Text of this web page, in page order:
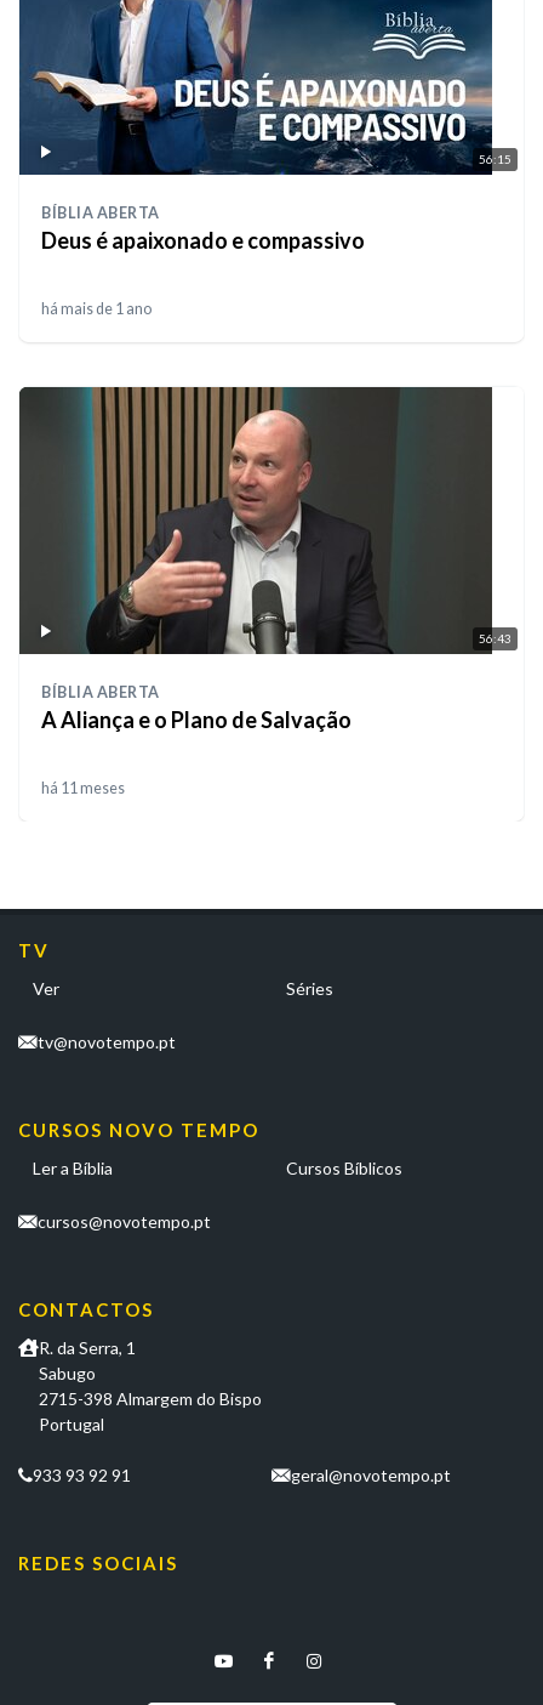
56:15
BÍBLIA ABERTA
Deus é apaixonado e compassivo
há mais de 1 ano
56:43
BÍBLIA ABERTA
A Aliança e o Plano de Salvação
há 11 meses
TV
Ver Séries
tv@novotempo.pt
CURSOS NOVO TEMPO
Ler a Bíblia Cursos Bíblicos
cursos@novotempo.pt
CONTACTOS
R. da Serra, 1
Sabugo
2715-398 Almargem do Bispo
Portugal
933 93 92 91 geral@novotempo.pt
REDES SOCIAIS